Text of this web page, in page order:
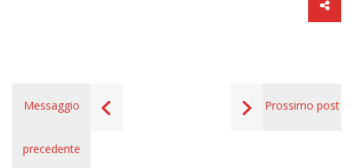
Messaggio
precedente
Prossimo post